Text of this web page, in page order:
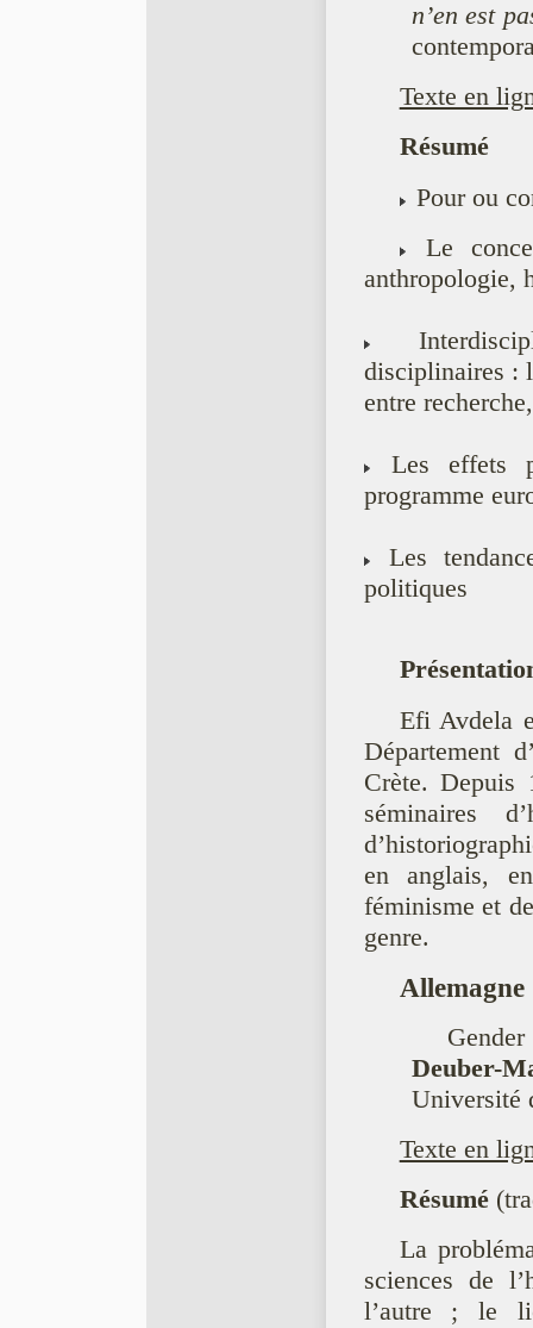
n’en est
Texte en
Résumé
Pour ou
Le
anthropologie,
disciplinaires :
entre
Les effets
programme
Les
politiques
Efi Avdela
Département
Crète. Depuis
séminaires
en anglais,
féminisme et
genre.
Allemagne
Deuber-
Université
Texte en
Résumé
La
sciences de
l’autre ; le